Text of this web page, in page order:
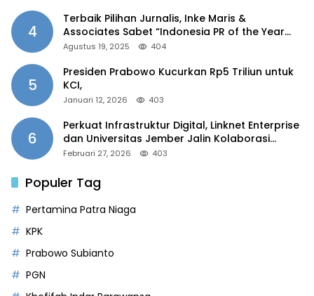
4
Terbaik Pilihan Jurnalis, Inke Maris &
Associates Sabet “Indonesia PR of the Year
2025”
Agustus 19, 2025 404
5
Presiden Prabowo Kucurkan Rp5 Triliun untuk
KCI,
Januari 12, 2026 403
6
Perkuat Infrastruktur Digital, Linknet Enterprise
dan Universitas Jember Jalin Kolaborasi
Smart Campus Berbasis AI
Februari 27, 2026 403
Populer Tag
Pertamina Patra Niaga
KPK
Prabowo Subianto
PGN